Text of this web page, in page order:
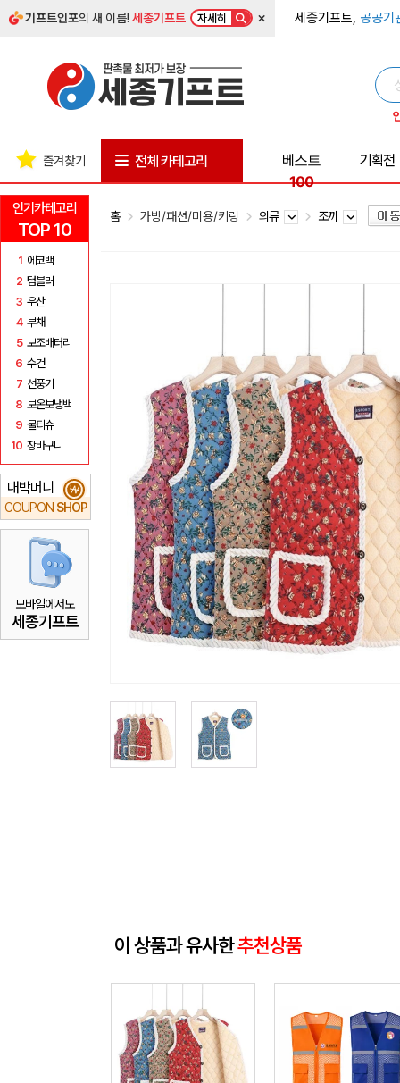
기프트인포의 새 이름!세종기프트 자세히 × 세종기프트, 공공기
인기카테고리
TOP 10
1 에코백
2 텀블러
3 우산
4 부채
5 보조배터리
6 수건
7 선풍기
8 보온보냉백
9 물티슈
10 장바구니
대박머니
COUPON SHOP
₩
모바일에서도
세종기프트
즐겨찾기 전체 카테고리
베스트
100
기획전
홈 가방/패션/미용/키링 의류 조끼
이 상품과 유사한추천상품